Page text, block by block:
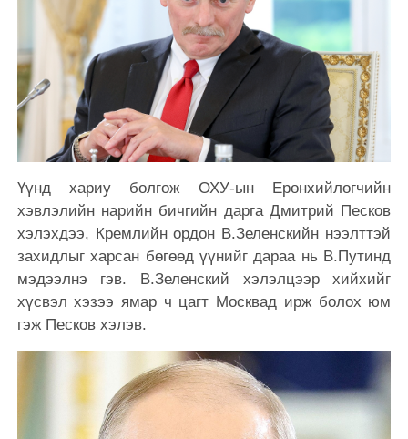
Үүнд хариу болгож ОХУ-ын Ерөнхийлөгчийн
хэвлэлийн нарийн бичгийн дарга Дмитрий Песков
хэлэхдээ, Кремлийн ордон В.Зеленскийн нээлттэй
захидлыг харсан бөгөөд үүнийг дараа нь В.Путинд
мэдээлнэ гэв. В.Зеленский хэлэлцээр хийхийг
хүсвэл хэзээ ямар ч цагт Москвад ирж болох юм
гэж Песков хэлэв.